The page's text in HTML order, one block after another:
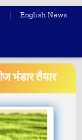
English News
भंडार तैयार